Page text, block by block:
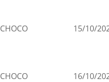
CHOCO 15/10/
CHOCO 16/10/